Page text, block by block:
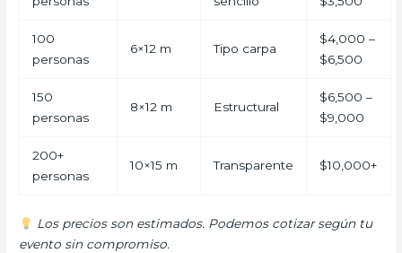
100
personas
6×12 m Tipo carpa
$4,000 –
$6,500
150
personas
8×12 m Estructural
$6,500 –
$9,000
200+
personas
10×15 m Transparente $10,000+
Los precios son estimados. Podemos cotizar según tu
evento sin compromiso.